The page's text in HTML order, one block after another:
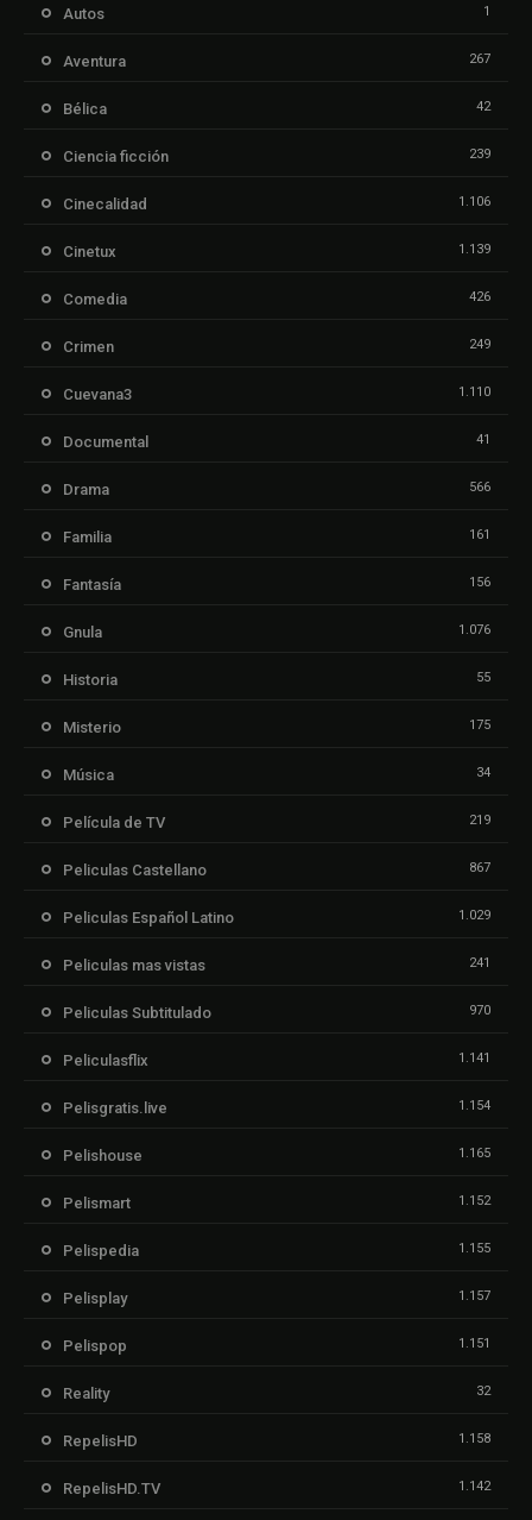
Autos 1
Aventura 267
Bélica 42
Ciencia ficción 239
Cinecalidad 1.106
Cinetux 1.139
Comedia 426
Crimen 249
Cuevana3 1.110
Documental 41
Drama 566
Familia 161
Fantasía 156
Gnula 1.076
Historia 55
Misterio 175
Música 34
Película de TV 219
Peliculas Castellano 867
Peliculas Español Latino 1.029
Peliculas mas vistas 241
Peliculas Subtitulado 970
Peliculasflix 1.141
Pelisgratis.live 1.154
Pelishouse 1.165
Pelismart 1.152
Pelispedia 1.155
Pelisplay 1.157
Pelispop 1.151
Reality 32
RepelisHD 1.158
RepelisHD.TV 1.142